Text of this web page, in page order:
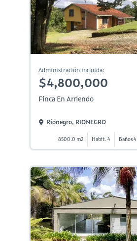
Administración incluida:
$4,800,000
Finca En Arriendo
Rionegro, RIONEGRO
8500.0 m2 Habit. 4 Baños 4